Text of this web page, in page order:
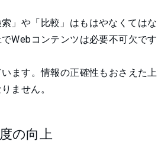
」や「比較」はもはやなくては
Webコンテンツは必要不可欠です
ます。情報の正確性もおさえた
ません。
の向上